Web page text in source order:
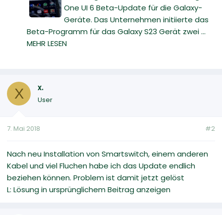
One UI 6 Beta-Update für die Galaxy-
Geräte. Das Unternehmen initiierte das
Beta-Programm für das Galaxy S23 Gerät zwei ...
MEHR LESEN
X x.
User
7. Mai 2018 #2
Nach neu Installation von Smartswitch, einem anderen
Kabel und viel Fluchen habe ich das Update endlich
beziehen können. Problem ist damit jetzt gelöst
L: Lösung in ursprünglichem Beitrag anzeigen